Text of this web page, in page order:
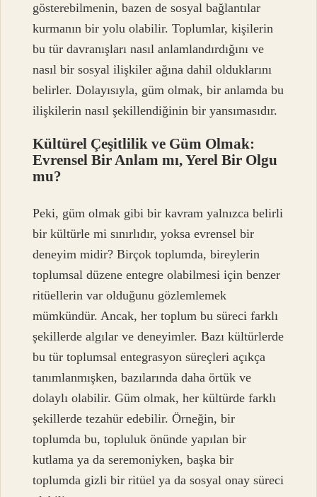
gösterebilmenin, bazen de sosyal bağlantılar
kurmanın bir yolu olabilir. Toplumlar, kişilerin
bu tür davranışları nasıl anlamlandırdığını ve
nasıl bir sosyal ilişkiler ağına dahil olduklarını
belirler. Dolayısıyla, güm olmak, bir anlamda bu
ilişkilerin nasıl şekillendiğinin bir yansımasıdır.
Kültürel Çeşitlilik ve Güm Olmak:
Evrensel Bir Anlam mı, Yerel Bir Olgu
mu?
Peki, güm olmak gibi bir kavram yalnızca belirli
bir kültürle mi sınırlıdır, yoksa evrensel bir
deneyim midir? Birçok toplumda, bireylerin
toplumsal düzene entegre olabilmesi için benzer
ritüellerin var olduğunu gözlemlemek
mümkündür. Ancak, her toplum bu süreci farklı
şekillerde algılar ve deneyimler. Bazı kültürlerde
bu tür toplumsal entegrasyon süreçleri açıkça
tanımlanmışken, bazılarında daha örtük ve
dolaylı olabilir. Güm olmak, her kültürde farklı
şekillerde tezahür edebilir. Örneğin, bir
toplumda bu, topluluk önünde yapılan bir
kutlama ya da seremoniyken, başka bir
toplumda gizli bir ritüel ya da sosyal onay süreci